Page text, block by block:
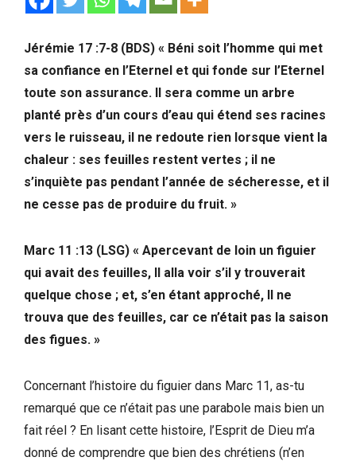
Jérémie 17 :7-8 (BDS) « Béni soit l’homme qui met
sa confiance en l’Eternel et qui fonde sur l’Eternel
toute son assurance. Il sera comme un arbre
planté près d’un cours d’eau qui étend ses racines
vers le ruisseau, il ne redoute rien lorsque vient la
chaleur : ses feuilles restent vertes ; il ne
s’inquiète pas pendant l’année de sécheresse, et il
ne cesse pas de produire du fruit. »
Marc 11 :13 (LSG) « Apercevant de loin un figuier
qui avait des feuilles, Il alla voir s’il y trouverait
quelque chose ; et, s’en étant approché, Il ne
trouva que des feuilles, car ce n’était pas la saison
des figues. »
Concernant l’histoire du figuier dans Marc 11, as-tu
remarqué que ce n’était pas une parabole mais bien un
fait réel ? En lisant cette histoire, l’Esprit de Dieu m’a
donné de comprendre que bien des chrétiens (n’en